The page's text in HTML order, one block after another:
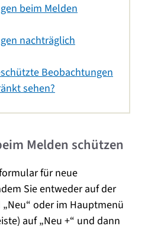
beim Melden
nachträglich
Beobachtungen
sehen?
Melden schützen
für neue
Sie entweder auf der
oder im Hauptmenü
auf „Neu +“ und dann